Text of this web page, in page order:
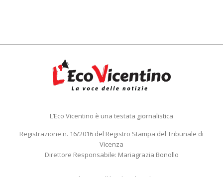
L’Eco Vicentino è una testata giornalistica
Registrazione n. 16/2016 del Registro Stampa del Tribunale di
Vicenza
Direttore Responsabile: Mariagrazia Bonollo